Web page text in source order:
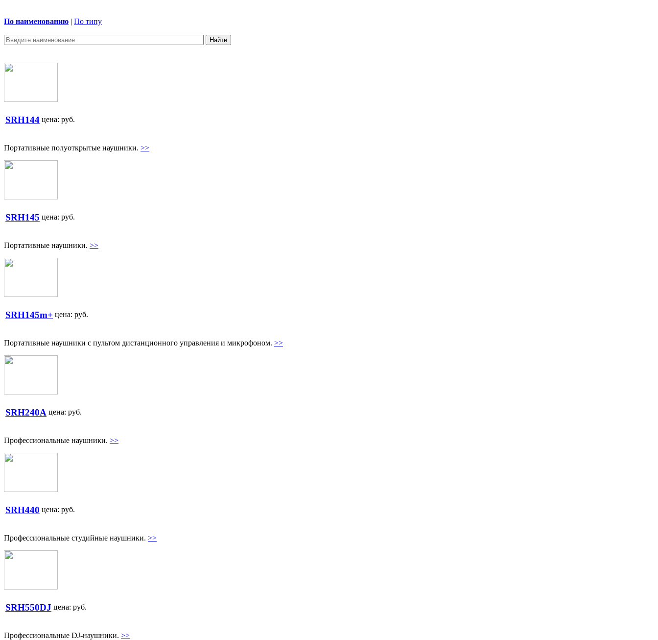
По наименованию По типу
SRH144 цена: руб.
Портативные полуоткрытые наушники. >>
SRH145 цена: руб.
Портативные наушники. >>
SRH145m+ цена: руб.
Портативные наушники с пультом дистанционного управления и микрофоном. >>
SRH240A цена: руб.
Профессиональные наушники. >>
SRH440 цена: руб.
Профессиональные студийные наушники. >>
SRH550DJ цена: руб.
Профессиональные DJ-наушники. >>